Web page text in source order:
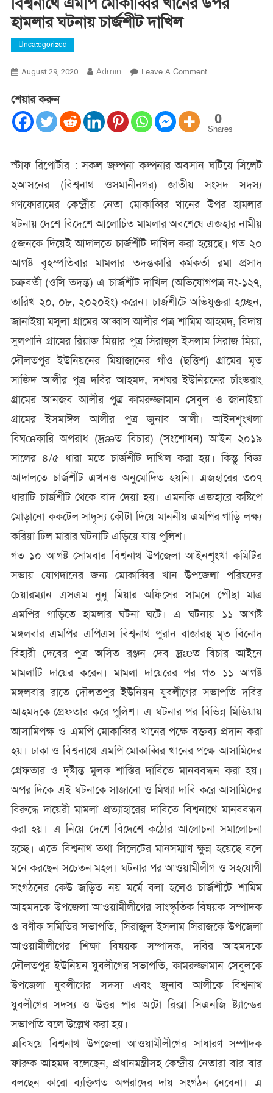
হামলার ঘটনায় চার্জশীট দাখিল
Uncategorized
August 29, 2020 Admin Leave A CommentOn
মোকাব্বির
খানের
ঘটনায়
চার্জশীট
দাখিল
শেয়ার করুন
0
Shares
স্টাফ রিপোর্টার : সকল জল্পনা কল্পনার অবসান ঘটিয়ে সিলেট
২আসনের (বিশ্বনাথ ওসমানীনগর) জাতীয় সংসদ সদস্য
গণফোরামের কেন্দ্রীয় নেতা মোকাব্বির খানের উপর হামলার
ঘটনায় দেশে বিদেশে আলোচিত মামলার অবশেষে এজহার নামীয়
৫জনকে দিয়েই আদালতে চার্জশীট দাখিল করা হয়েছে। গত ২০
আগষ্ট বৃহস্পতিবার মামলার তদন্তকারি কর্মকর্তা রমা প্রসাদ
চক্রবর্তী (ওসি তদন্ত) এ চার্জশীট দাখিল (অভিযোগপত্র নং-১২৭,
তারিখ ২০, ০৮, ২০২০ইং) করেন। চার্জশীটে অভিযুক্তরা হচ্ছেন,
জানাইয়া মসুলা গ্রামের আব্বাস আলীর পত্র শামিম আহমদ, বিদায়
সুলপানি গ্রামের রিয়াজ মিয়ার পুত্র সিরাজুল ইসলাম সিরাজ মিয়া,
দৌলতপুর ইউনিয়নের মিয়াজানের গাঁও (ছত্তিশ) গ্রামের মৃত
সাজিদ আলীর পুত্র দবির আহমদ, দশঘর ইউনিয়নের চাঁংভরাং
গ্রামের আনজব আলীর পুত্র কামরুজ্জামান সেবুল ও জানাইয়া
গ্রামের ইসমাঈল আলীর পুত্র জুনাব আলী। আইনশৃংখলা
বিঘœকারি অপরাধ (দ্রæত বিচার) (সংশোধন) আইন ২০১৯
সালের ৪/৫ ধারা মতে চার্জশীট দাখিল করা হয়। কিন্তু বিজ্ঞ
আদালতে চার্জশীট এখনও অনুমোদিত হয়নি। এজহারের ৩০৭
ধারাটি চার্জশীট থেকে বাদ দেয়া হয়। এমনকি এজহারে কষ্টিপে
মোড়ানো ককটেল সাদৃস্য কৌটা দিয়ে মাননীয় এমপির গাড়ি লক্ষ্য
করিয়া ঢিল মারার ঘটনাটি এড়িয়ে যায় পুলিশ।
গত ১০ আগষ্ট সোমবার বিশ্বনাথ উপজেলা আইনশৃংখা কমিটির
সভায় যোগদানের জন্য মোকাব্বির খান উপজেলা পরিষদের
চেয়ারম্যান এসএম নুনু মিয়ার অফিসের সামনে পৌছা মাত্র
এমপির গাড়িতে হামলার ঘটনা ঘটে। এ ঘটনায় ১১ আগষ্ট
মঙ্গলবার এমপির এপিএস বিশ্বনাথ পুরান বাজারস্থ মৃত বিনোদ
বিহারী দেবের পুত্র অসিত রঞ্জন দেব দ্রæত বিচার আইনে
মামলাটি দায়ের করেন। মামলা দায়েরের পর গত ১১ আগষ্ট
মঙ্গলবার রাতে দৌলতপুর ইউনিয়ন যুবলীগের সভাপতি দবির
আহমদকে গ্রেফতার করে পুলিশ। এ ঘটনার পর বিভিন্ন মিডিয়ায়
আসামিপক্ষ ও এমপি মোকাব্বির খানের পক্ষে বক্তব্য প্রদান করা
হয়। ঢাকা ও বিশ্বনাথে এমপি মোকাব্বির খানের পক্ষে আসামিদের
গ্রেফতার ও দৃষ্টান্ত মুলক শাস্তির দাবিতে মানববন্ধন করা হয়।
অপর দিকে এই ঘটনাকে সাজানো ও মিথ্যা দাবি করে আসামিদের
বিরুদ্ধে দায়েরী মামলা প্রত্যাহারের দাবিতে বিশ্বনাথে মানববন্ধন
করা হয়। এ নিয়ে দেশে বিদেশে কঠোর আলোচনা সমালোচনা
হচ্ছে। এতে বিশ্বনাথ তথা সিলেটের মানসম্মাণ ক্ষুন্ন হয়েছে বলে
মনে করছেন সচেতন মহল। ঘটনার পর আওয়ামীলীগ ও সহযোগী
সংগঠনের কেউ জড়িত নয় মর্মে বলা হলেও চার্জশীটে শামিম
আহমদকে উপজেলা আওয়ামীলীগের সাংস্কৃতিক বিষয়ক সম্পাদক
ও বণীক সমিতির সভাপতি, সিরাজুল ইসলাম সিরাজকে উপজেলা
আওয়ামীলীগের শিক্ষা বিষয়ক সম্পাদক, দবির আহমদকে
দৌলতপুর ইউনিয়ন যুবলীগের সভাপতি, কামরুজ্জামান সেবুলকে
উপজেলা যুবলীগের সদস্য এবং জুনাব আলীকে বিশ্বনাথ
যুবলীগের সদস্য ও উত্তর পার অটো রিক্সা সিএনজি ষ্ট্যান্ডের
সভাপতি বলে উল্লেখ করা হয়।
এবিষয়ে বিশ্বনাথ উপজেলা আওয়ামীলীগের সাধারণ সম্পাদক
ফারুক আহমদ বলেছেন, প্রধানমন্ত্রীসহ কেন্দ্রীয় নেতারা বার বার
বলছেন কারো ব্যক্তিগত অপরাদের দায় সংগঠন নেবেনা। এ